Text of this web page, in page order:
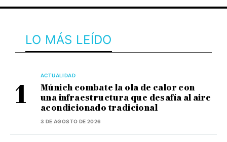
LO MÁS LEÍDO
ACTUALIDAD
Múnich combate la ola de calor con
una infraestructura que desafía al aire
acondicionado tradicional
3 DE AGOSTO DE 2026